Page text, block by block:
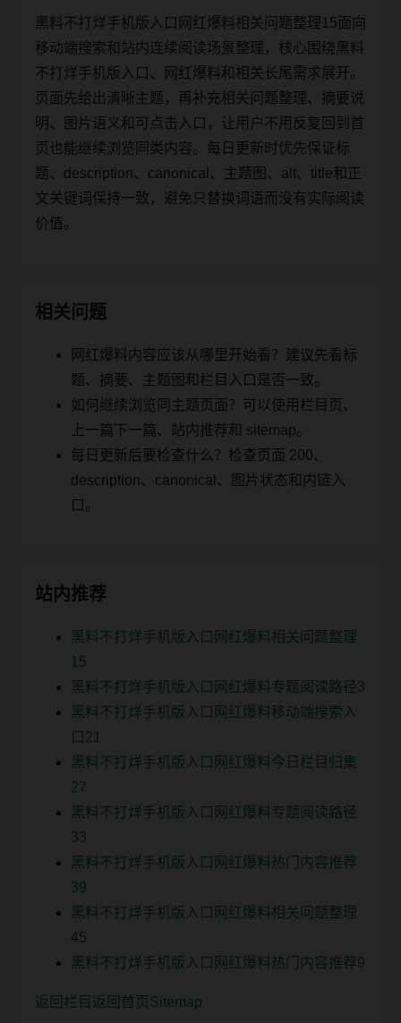
黑料不打烊手机版入口网红爆料相关问题整理15面向
移动端搜索和站内连续阅读场景整理，核心围绕黑料
不打烊手机版入口、网红爆料和相关长尾需求展开。
页面先给出清晰主题，再补充相关问题整理、摘要说
明、图片语义和可点击入口，让用户不用反复回到首
页也能继续浏览同类内容。每日更新时优先保证标
题、description、canonical、主题图、alt、title和正
文关键词保持一致，避免只替换词语而没有实际阅读
价值。
相关问题
网红爆料内容应该从哪里开始看？建议先看标
题、摘要、主题图和栏目入口是否一致。
如何继续浏览同主题页面？可以使用栏目页、
上一篇下一篇、站内推荐和 sitemap。
每日更新后要检查什么？检查页面 200、
description、canonical、图片状态和内链入
口。
站内推荐
黑料不打烊手机版入口网红爆料相关问题整理
15
黑料不打烊手机版入口网红爆料专题阅读路径3
黑料不打烊手机版入口网红爆料移动端搜索入
口21
黑料不打烊手机版入口网红爆料今日栏目归集
27
黑料不打烊手机版入口网红爆料专题阅读路径
33
黑料不打烊手机版入口网红爆料热门内容推荐
39
黑料不打烊手机版入口网红爆料相关问题整理
45
黑料不打烊手机版入口网红爆料热门内容推荐9
返回栏目 返回首页 Sitemap